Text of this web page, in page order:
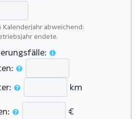
abweichend:
endete.
km
€